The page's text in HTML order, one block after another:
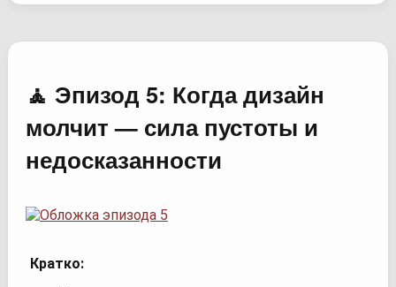
🧘 Эпизод 5: Когда дизайн
молчит — сила пустоты и
недосказанности
Кратко: